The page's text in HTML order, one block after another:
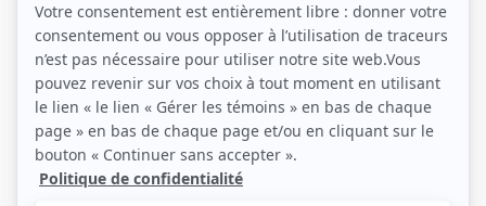
Magalie Lépine-Blondeau, Éric Bruneau, Anne Dorval et Xavier Dolan (Photo:
Fred Gervais)